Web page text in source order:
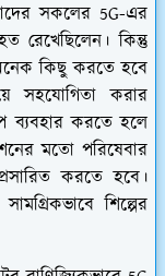
সকলের 5G-এর
রেখেছিলেন। কিন্তু
কিছু করতে হবে
সহযোগিতা করার
ব্যবহার করতে হলে
মতো পরিষেবার
করতে হবে।
শিল্পের